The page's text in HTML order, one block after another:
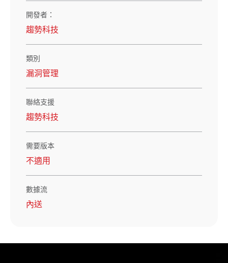
開發者：
趨勢科技
類別
漏洞管理
聯絡支援
趨勢科技
需要版本
不適用
數據流
內送